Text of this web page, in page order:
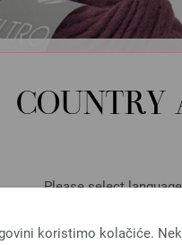
COUNTRY
Please select
koristimo kolačiće.
Lana Grossa